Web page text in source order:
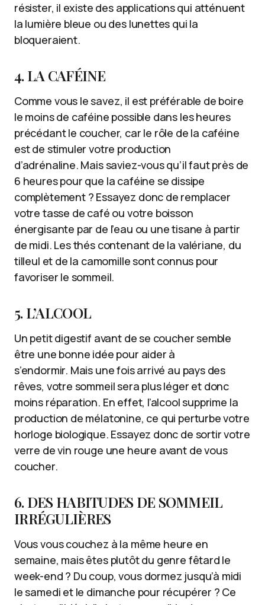
résister, il existe des applications qui atténuent
la lumière bleue ou des lunettes qui la
bloqueraient.
4. LA CAFÉINE
Comme vous le savez, il est préférable de boire
le moins de caféine possible dans les heures
précédant le coucher, car le rôle de la caféine
est de stimuler votre production
d’adrénaline. Mais saviez-vous qu’il faut près de
6 heures pour que la caféine se dissipe
complètement ? Essayez donc de remplacer
votre tasse de café ou votre boisson
énergisante par de l’eau ou une tisane à partir
de midi. Les thés contenant de la valériane, du
tilleul et de la camomille sont connus pour
favoriser le sommeil.
5. L’ALCOOL
Un petit digestif avant de se coucher semble
être une bonne idée pour aider à
s’endormir. Mais une fois arrivé au pays des
rêves, votre sommeil sera plus léger et donc
moins réparation. En effet, l’alcool supprime la
production de mélatonine, ce qui perturbe votre
horloge biologique. Essayez donc de sortir votre
verre de vin rouge une heure avant de vous
coucher.
6. DES HABITUDES DE SOMMEIL
IRRÉGULIÈRES
Vous vous couchez à la même heure en
semaine, mais êtes plutôt du genre fêtard le
week-end ? Du coup, vous dormez jusqu’à midi
le samedi et le dimanche pour récupérer ? Ce